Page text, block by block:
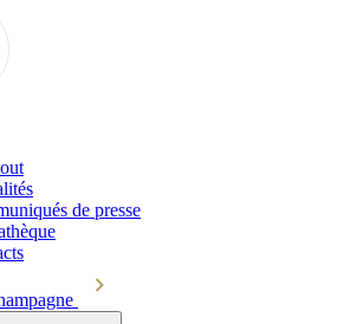
de presse